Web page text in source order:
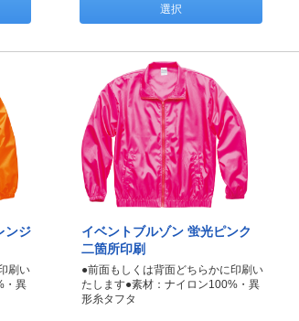
選択
ンジ
刷い
・異
イベントブルゾン 蛍光ピンク
二箇所印刷
●前面もしくは背面どちらかに印刷い
たします●素材：ナイロン100%・異
形糸タフタ